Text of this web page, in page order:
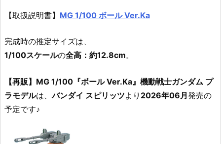
【取扱説明書】 MG 1/100 ボール Ver.Ka
完成時の推定サイズは、
1/100スケールの全高：約12.8cm。
【再販】MG 1/100『ボール Ver.Ka』機動戦士ガンダム プ
ラモデルは、バンダイ スピリッツより 2026年06月発売の
予定です♪